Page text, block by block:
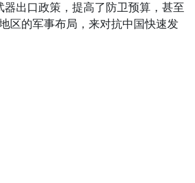
出口政策，提高了防卫预算，甚至
区的军事布局，来对抗中国快速发